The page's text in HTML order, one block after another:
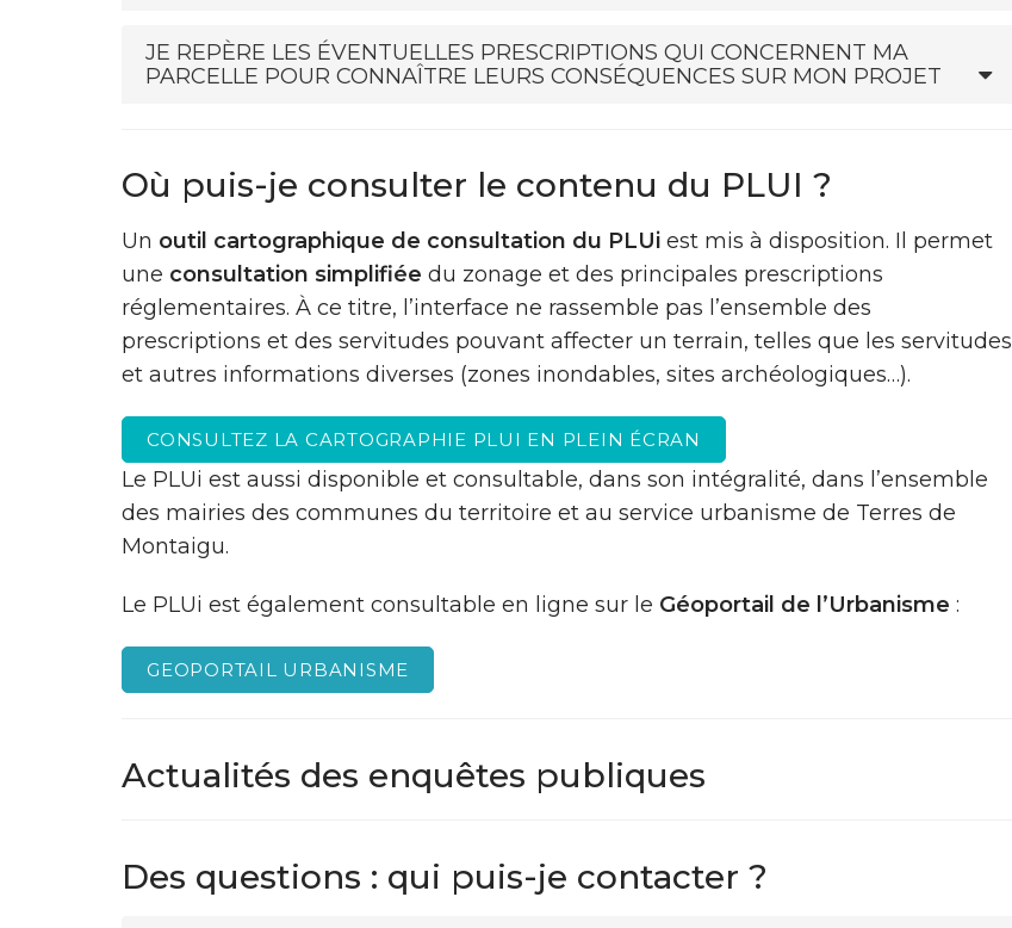
JE REPÈRE LES ÉVENTUELLES PRESCRIPTIONS QUI CONCERNENT MA
PARCELLE POUR CONNAÎTRE LEURS CONSÉQUENCES SUR MON PROJET
Où puis-je consulter le contenu du PLUI ?
Un outil cartographique de consultation du PLUi est mis à disposition. Il permet
une consultation simplifiée du zonage et des principales prescriptions
réglementaires. À ce titre, l’interface ne rassemble pas l’ensemble des
prescriptions et des servitudes pouvant affecter un terrain, telles que les servitudes
et autres informations diverses (zones inondables, sites archéologiques…).
CONSULTEZ LA CARTOGRAPHIE PLUI EN PLEIN ÉCRAN
Le PLUi est aussi disponible et consultable, dans son intégralité, dans l’ensemble
des mairies des communes du territoire et au service urbanisme de Terres de
Montaigu.
Le PLUi est également consultable en ligne sur le Géoportail de l’Urbanisme :
GEOPORTAIL URBANISME
Actualités des enquêtes publiques
Des questions : qui puis-je contacter ?